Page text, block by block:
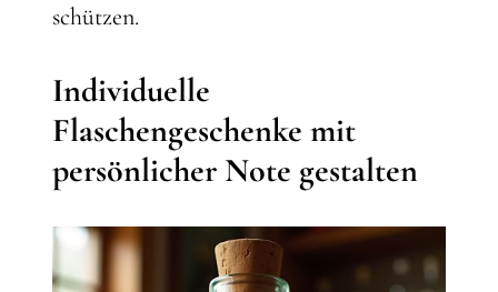
schützen.
Individuelle
Flaschengeschenke mit
persönlicher Note gestalten